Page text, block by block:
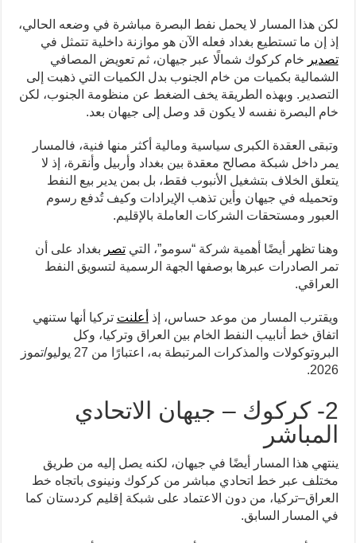
لكن هذا المسار لا يحمل نفط البصرة مباشرة في وضعه الحالي،
إذ إن ما تستطيع بغداد فعله الآن هو موازنة داخلية تتمثل في
تصدير خام كركوك شمالًا عبر جيهان، ثم تعويض المصافي
الشمالية بكميات من خام الجنوب بدل الكميات التي ذهبت إلى
التصدير. وبهذه الطريقة يخف الضغط عن منظومة الجنوب، لكن
خام البصرة نفسه لا يكون قد وصل إلى جيهان بعد.
وتبقى العقدة الكبرى سياسية ومالية أكثر منها فنية، فالمسار
يمر داخل شبكة مصالح معقدة بين بغداد وأربيل وأنقرة، إذ لا
يتعلق الخلاف بتشغيل الأنبوب فقط، بل بمن يدير بيع النفط
وتحميله في جيهان وأين تذهب الإيرادات وكيف تُدفع رسوم
العبور ومستحقات الشركات العاملة بالإقليم.
وهنا تظهر أيضًا أهمية شركة “سومو”، التيتصر بغداد على أن
تمر الصادرات عبرها بوصفها الجهة الرسمية لتسويق النفط
العراقي.
ويقترب المسار من موعد حساس، إذ أعلنت تركيا أنها ستنهي
اتفاق خط أنابيب النفط الخام بين العراق وتركيا، وكل
البروتوكولات والمذكرات المرتبطة به، اعتبارًا من 27 يوليو/تموز
2026.
2- كركوك – جيهان الاتحادي
المباشر
ينتهي هذا المسار أيضًا في جيهان، لكنه يصل إليه من طريق
مختلف عبر خط اتحادي مباشر من كركوك ونينوى باتجاه خط
العراق–تركيا، من دون الاعتماد على شبكة إقليم كردستان كما
في المسار السابق.